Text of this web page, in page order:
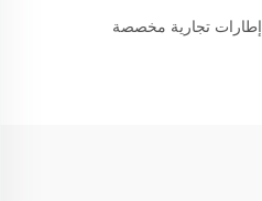
إطارات تجارية مخصصة